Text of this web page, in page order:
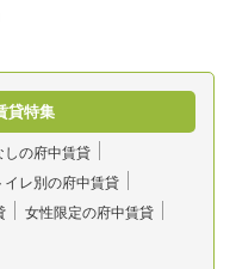
貸特集
しの府中賃貸
イレ別の府中賃貸
女性限定の府中賃貸